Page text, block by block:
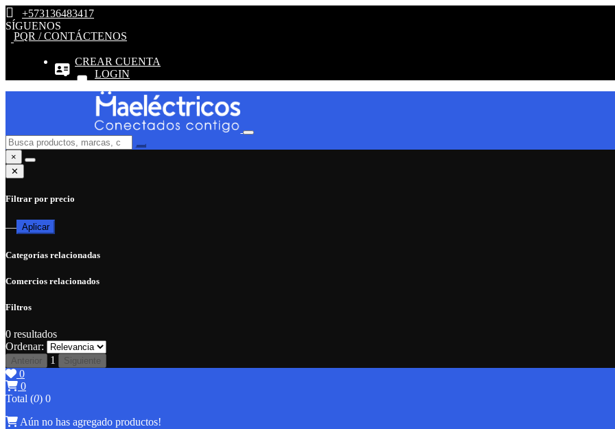
+573136483417
SÍGUENOS
PQR / CONTÁCTENOS
CREAR CUENTA
LOGIN
×
✕
Filtrar por precio
— Aplicar
Categorías relacionadas
Comercios relacionados
Filtros
0 resultados
Ordenar:
Anterior 1 Siguiente
0
0
Total (0) 0
Aún no has agregado productos!